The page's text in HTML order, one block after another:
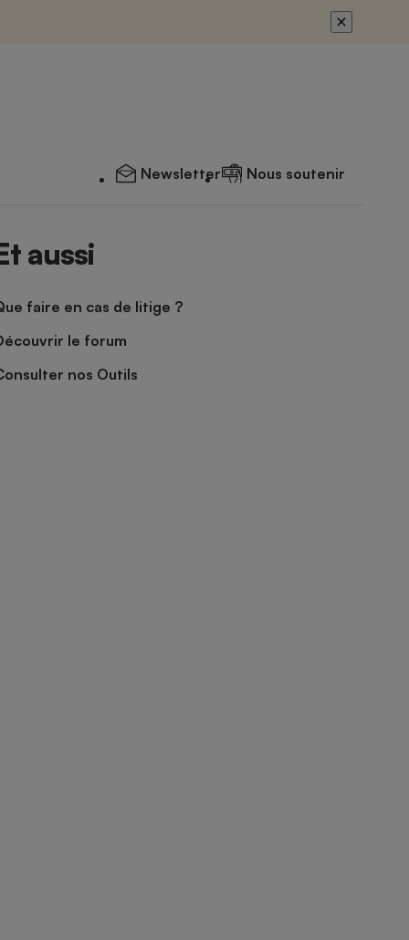
Newsletter Nous soutenir
aussi
faire en cas de litige ?
le forum
nos Outils